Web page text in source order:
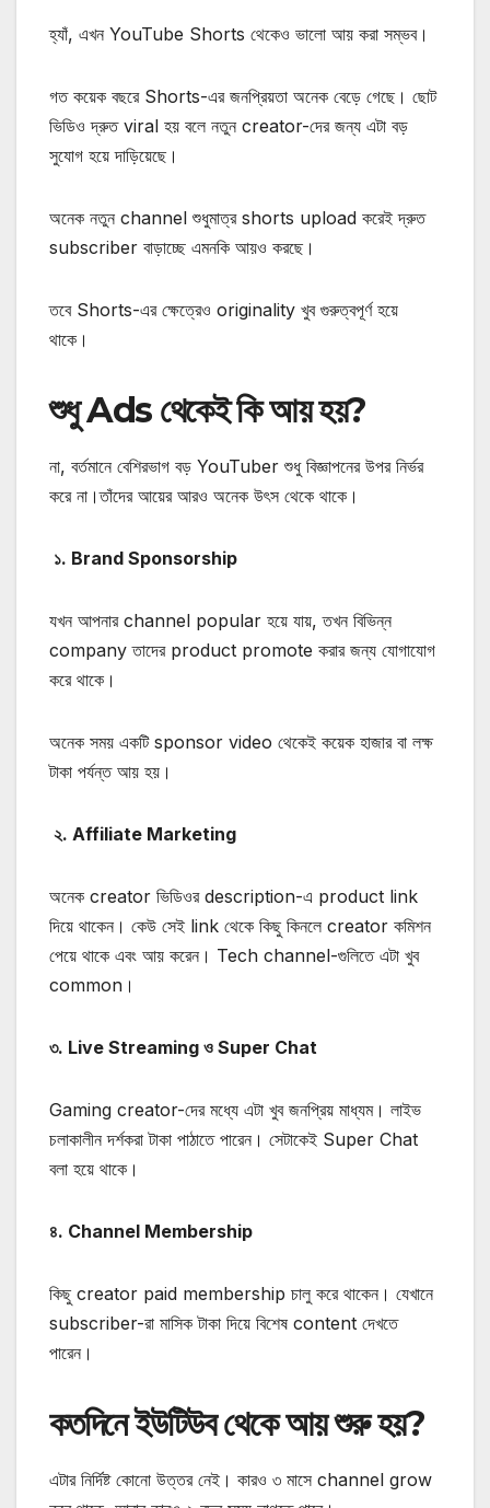
হ্যাঁ, এখন YouTube Shorts থেকেও ভালো আয় করা সম্ভব।
গত কয়েক বছরে Shorts-এর জনপ্রিয়তা অনেক বেড়ে গেছে। ছোট
ভিডিও দ্রুত viral হয় বলে নতুন creator-দের জন্য এটা বড়
সুযোগ হয়ে দাড়িয়েছে।
অনেক নতুন channel শুধুমাত্র shorts upload করেই দ্রুত
subscriber বাড়াচ্ছে এমনকি আয়ও করছে।
তবে Shorts-এর ক্ষেত্রেও originality খুব গুরুত্বপূর্ণ হয়ে
থাকে।
শুধু Ads থেকেই কি আয় হয়?
না, বর্তমানে বেশিরভাগ বড় YouTuber শুধু বিজ্ঞাপনের উপর নির্ভর
করে না।তাঁদের আয়ের আরও অনেক উৎস থেকে থাকে।
১. Brand Sponsorship
যখন আপনার channel popular হয়ে যায়, তখন বিভিন্ন
company তাদের product promote করার জন্য যোগাযোগ
করে থাকে।
অনেক সময় একটি sponsor video থেকেই কয়েক হাজার বা লক্ষ
টাকা পর্যন্ত আয় হয়।
২. Affiliate Marketing
অনেক creator ভিডিওর description-এ product link
দিয়ে থাকেন। কেউ সেই link থেকে কিছু কিনলে creator কমিশন
পেয়ে থাকে এবং আয় করেন। Tech channel-গুলিতে এটা খুব
common।
৩. Live Streaming ও Super Chat
Gaming creator-দের মধ্যে এটা খুব জনপ্রিয় মাধ্যম। লাইভ
চলাকালীন দর্শকরা টাকা পাঠাতে পারেন। সেটাকেই Super Chat
বলা হয়ে থাকে।
৪. Channel Membership
কিছু creator paid membership চালু করে থাকেন। যেখানে
subscriber-রা মাসিক টাকা দিয়ে বিশেষ content দেখতে
পারেন।
কতদিনে ইউটিউব থেকে আয় শুরু হয়?
এটার নির্দিষ্ট কোনো উত্তর নেই। কারও ৩ মাসে channel grow